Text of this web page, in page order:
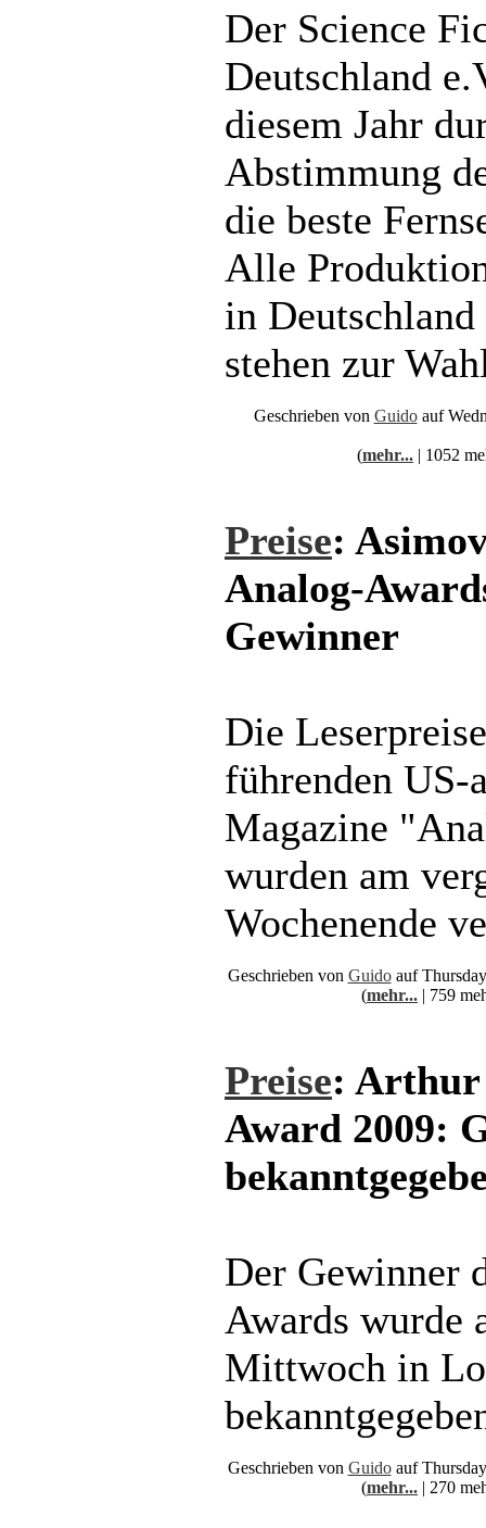
Der Science
Deutschland
diesem Jahr
Abstimmung
die beste
Alle
in Deutschland
stehen zur
Geschrieben von Guidoauf
(mehr... | 1052
Preise:
Analog-
Gewinner
Die
führenden US-
Magazine
wurden am
Wochenende
Geschrieben von Guidoauf
(mehr... | 759
Preise: Arthur
Award 2009:
Der Gewinner
Awards wurde
Mittwoch in
Geschrieben von Guidoauf
(mehr... | 270